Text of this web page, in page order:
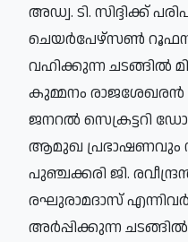
അഡ്വ. ടി. സിദ്ദിക്ക്
ചെയര്‍പേഴ്‌സണ്‍
വഹിക്കുന്ന ചടങ്ങില്‍
കുമ്മനം രാജശേഖരന്‍
ജനറല്‍ സെക്രട്ടറി
ആമുഖ പ്രഭാഷണവും
പുഞ്ചക്കരി ജി.
രഘുരാമദാസ്
അര്‍പ്പിക്കുന്ന